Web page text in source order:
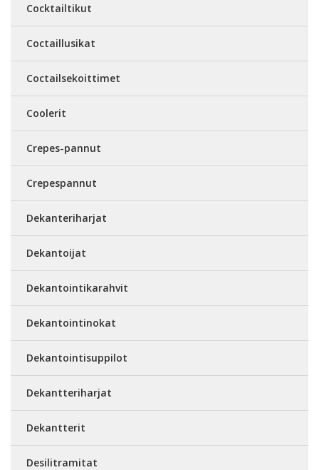
Cocktailtikut
Coctaillusikat
Coctailsekoittimet
Coolerit
Crepes-pannut
Crepespannut
Dekanteriharjat
Dekantoijat
Dekantointikarahvit
Dekantointinokat
Dekantointisuppilot
Dekantteriharjat
Dekantterit
Desilitramitat